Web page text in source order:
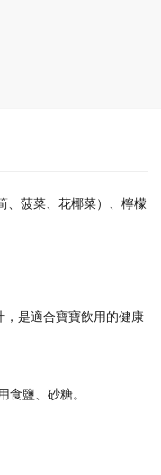
、菠菜、花椰菜）、檸檬
是適合寶寶飲用的健康
鹽、砂糖。